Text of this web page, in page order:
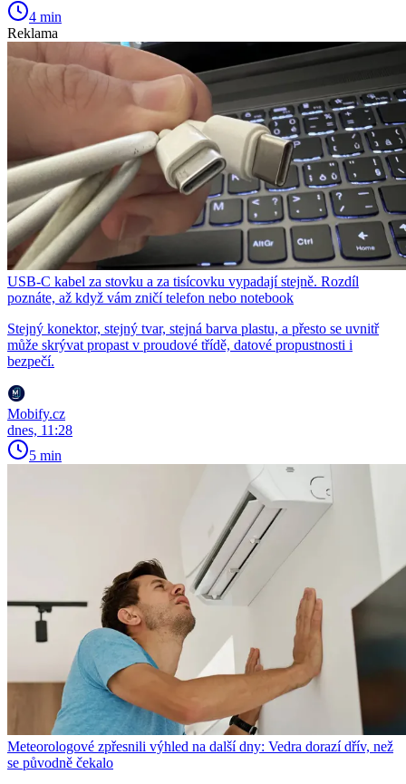
4 min
Reklama
USB-C kabel za stovku a za tisícovku vypadají stejně. Rozdíl
poznáte, až když vám zničí telefon nebo notebook
Stejný konektor, stejný tvar, stejná barva plastu, a přesto se uvnitř
může skrývat propast v proudové třídě, datové propustnosti i
bezpečí.
Mobify.cz
dnes, 11:28
5 min
Meteorologové zpřesnili výhled na další dny: Vedra dorazí dřív, než
se původně čekalo